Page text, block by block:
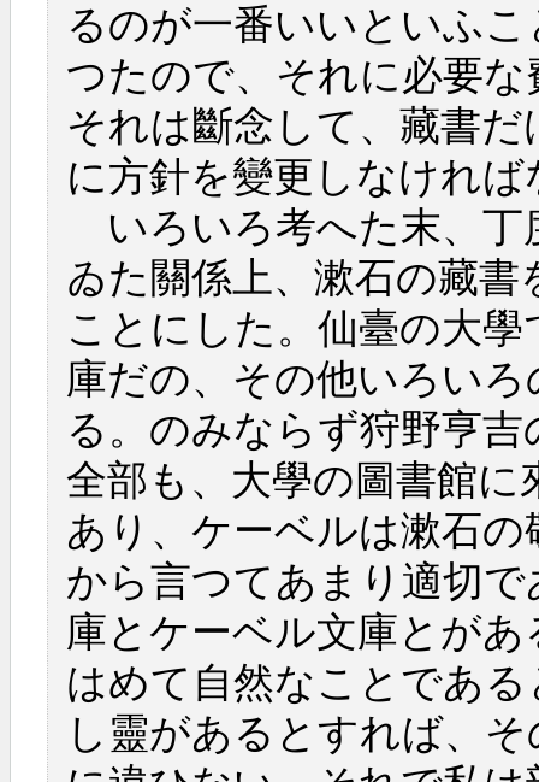
るのが一番いいといふ
つたので、それに必要
それは斷念して、藏書
に方針を變更しなけれ
いろいろ考へた末、丁
ゐた關係上、漱石の藏
ことにした。仙臺の大
庫だの、その他いろい
る。のみならず狩野亨
全部も、大學の圖書館
あり、ケーベルは漱石
から言つてあまり適切
庫とケーベル文庫とが
はめて自然なことであ
し靈があるとすれば、